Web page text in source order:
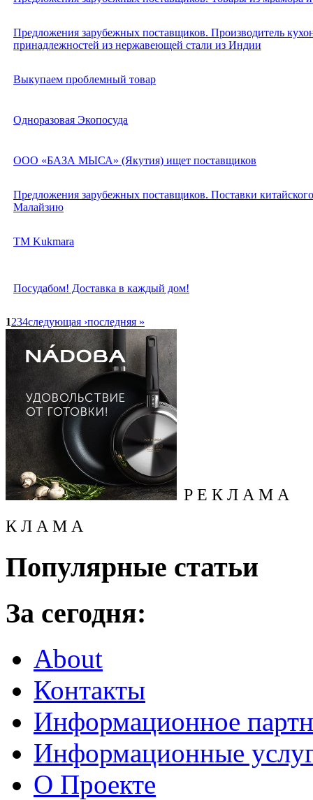
Предложения зарубежных поставщиков. Производитель
принадлежностей из нержавеющей стали из Индии
Выкупаем проблемный товар
Одноразовая Экопосуда
ООО «БАЗА МЫСА» (Якутия) ищет поставщиков
Предложения зарубежных поставщиков. Поставки китайского
Малайзию
TM Kukmara
Посудабом! Доставка в каждый дом!
1234следующая ›последняя »
Р Е К Л А М А
К Л А М А
Популярные статьи
За сегодня:
About
Контакты
Информационное
Информационные
О Проекте